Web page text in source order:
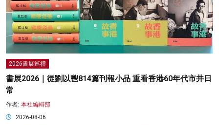
2026書展巡禮
書展2026｜從劉以鬯814篇刊報小品 重看香港60年代市井日
常
作者: 本社編輯部
2026-08-06